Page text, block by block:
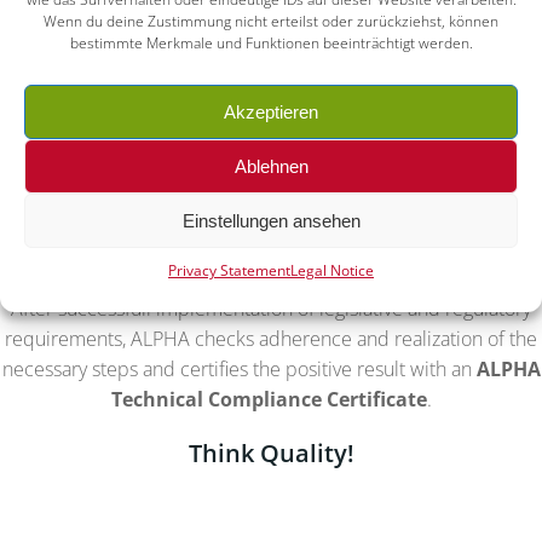
Wenn du deine Zustimmung nicht erteilst oder zurückziehst, können
bestimmte Merkmale und Funktionen beeinträchtigt werden.
Akzeptieren
Ablehnen
Einstellungen ansehen
Privacy StatementLegal Notice
Economic Union, Asia or Europe?
The capability and quality of your products and your
contractors are depandant on whether certain legislative and
regulatory requirements of the target country are met and on
the qualifications of your personnel.
ALPHA offers full support for the implementation of these
legislative and regulatory requirements into your internal
management system and your project handling guidelines.
After successfull implementation of legislative and regulatory
requirements, ALPHA checks adherence and realization of the
necessary steps and certifies the positive result with an ALPHA
Technical Compliance Certificate.
Think Quality!